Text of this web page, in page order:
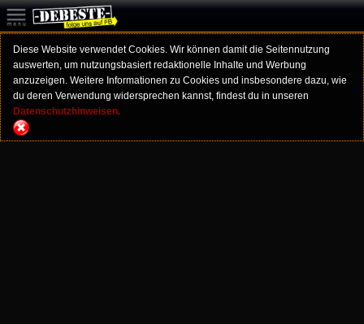
Diese Website verwendet Cookies. Wir können damit die Seitennutzung
auswerten, um nutzungsbasiert redaktionelle Inhalte und Werbung
anzuzeigen. Weitere Informationen zu Cookies und insbesondere dazu, wie
du deren Verwendung widersprechen kannst, findest du in unseren
Datenschutzhinweisen.